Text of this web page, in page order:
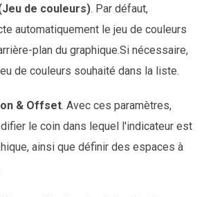
de couleurs). Par défaut,
automatiquement le jeu de couleurs
plan du graphique.Si nécessaire,
de couleurs souhaité dans la liste.
& Offset. Avec ces paramètres,
le coin dans lequel l'indicateur est
ainsi que définir des espaces à